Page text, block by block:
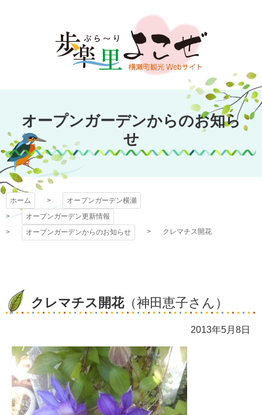
文
キ
プ
オープンガーデン
横瀬
オープンガーデンからのお知ら
せ
ホーム
オープンガーデン横瀬
オープンガーデン更新情報
オープンガーデンからのお知らせ
クレマチス開花
クレマチス開花（神田恵子さん）
2013年5月8日